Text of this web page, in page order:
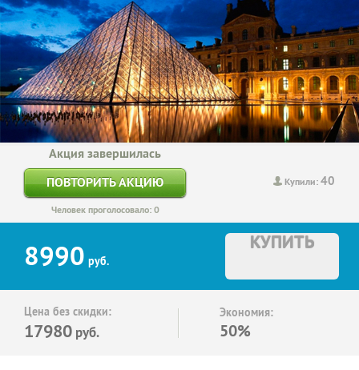
Купили:40
Акция завершилась
ПОВТОРИТЬ АКЦИЮ
Человек проголосовало: 0
8990 руб.
КУПИТЬ
Цена без скидки:
17980 руб.
Экономия:
50%